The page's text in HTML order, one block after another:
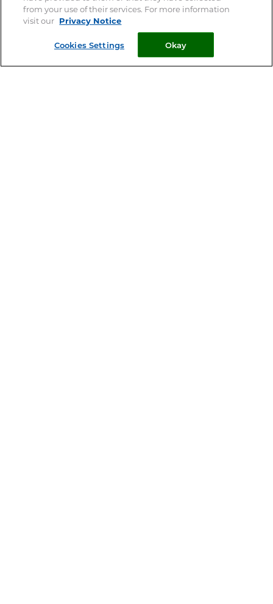
from your use of their services. For more information
visit our Privacy Notice
Cookies Settings Okay